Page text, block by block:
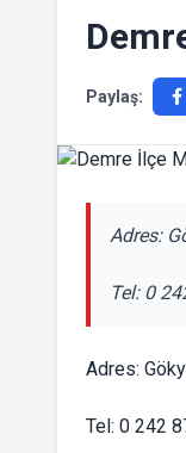
Paylaş:
Adres:
Tel: 0
Adres:
Tel: 0 242